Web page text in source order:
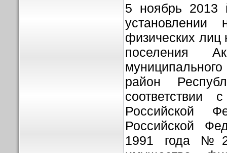
5 ноябрь
установлении
физических лиц
поселения
район
соответствии
Российской
Российской
1991 года